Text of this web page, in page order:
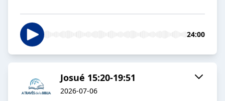
24:00
Josué 15:20-19:51
2026-07-06